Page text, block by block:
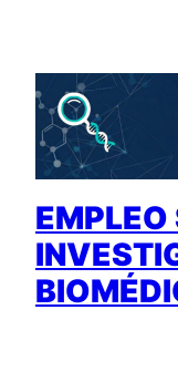
contenido
EMPLEO